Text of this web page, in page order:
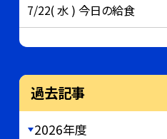
7/22( 水 ) 今日の給食
過去記事
2026年度